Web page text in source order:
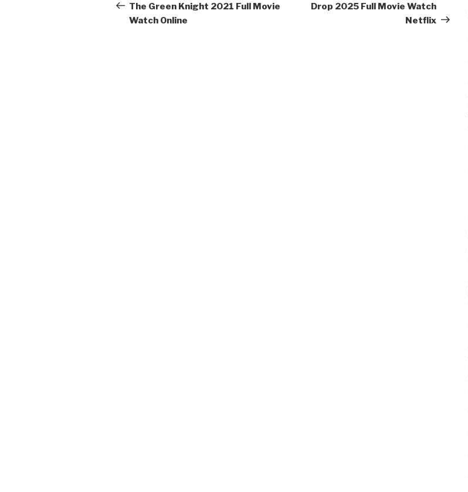
dolaşımı
Yazı
The Green Knight 2021 Full Movie
Watch Online
Yazı
Drop 2025 Full Movie Watch
Netflix